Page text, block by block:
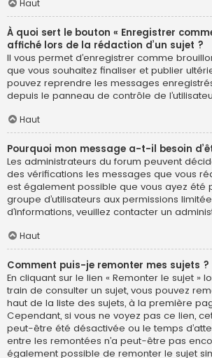
Haut
À quoi sert le bouton « Enregistrer
affiché lors de la rédaction d’un sujet ?
Il vous permet d’enregistrer comme
que vous souhaitez finaliser et publier
pouvez reprendre les messages
depuis le panneau de contrôle de
Haut
Pourquoi mon message a-t-il besoin
Les administrateurs du forum peuvent
des vérifications les messages que vous
est également possible que vous ayez été
groupe d’utilisateurs aux permissions
d’informations, veuillez contacter un
Haut
Comment puis-je remonter mes sujets ?
En cliquant sur le lien « Remonter le sujet »
train de consulter un sujet, vous pouvez
haut de la liste des sujets, à la première
Cependant, si vous ne voyez pas ce lien,
peut-être été désactivée ou le temps
entre les remontées n’a peut-être pas
également possible de remonter le sujet